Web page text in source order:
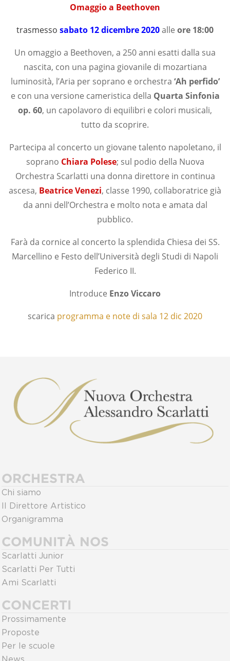
Omaggio a Beethoven
trasmesso sabato 12 dicembre 2020alle ore 18:00
Un omaggio a Beethoven, a 250 anni esatti dalla sua
nascita, con una pagina giovanile di mozartiana
luminosità, l’Aria per soprano e orchestra ‘Ah perfido’
e con una versione cameristica della Quarta Sinfonia
op. 60, un capolavoro di equilibri e colori musicali,
tutto da scoprire.
Partecipa al concerto un giovane talento napoletano, il
soprano Chiara Polese; sul podio della Nuova
Orchestra Scarlatti una donna direttore in continua
ascesa, Beatrice Venezi, classe 1990, collaboratrice già
da anni dell’Orchestra e molto nota e amata dal
pubblico.
Farà da cornice al concerto la splendida Chiesa dei SS.
Marcellino e Festo dell’Università degli Studi di Napoli
Federico II.
Introduce Enzo Viccaro
scarica programma e note di sala 12 dic 2020
ORCHESTRA
Chi siamo
Il Direttore Artistico
Organigramma
COMUNITÀ NOS
Scarlatti Junior
Scarlatti Per Tutti
Ami Scarlatti
CONCERTI
Prossimamente
Proposte
Per le scuole